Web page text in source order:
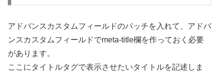
アドバンスカスタムフィールドのパッチを入れて、アドバ
ンスカスタムフィールドでmeta-title欄を作っておく必要
があります。
ここにタイトルタグで表示させたいタイトルを記述しま